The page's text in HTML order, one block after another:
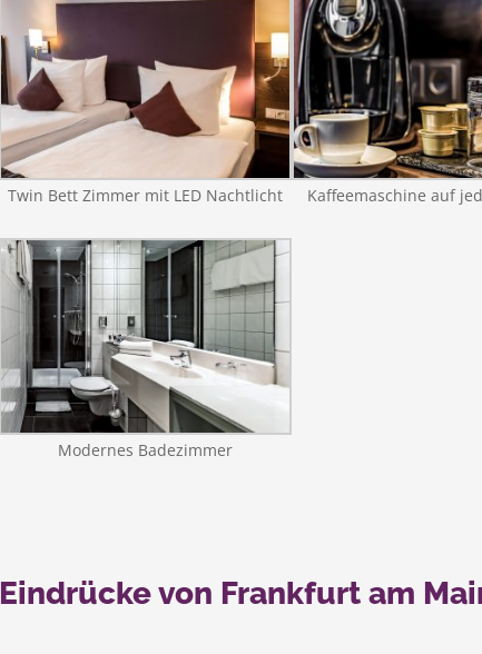
Twin Bett Zimmer mit LED Nachtlicht Kaffeemaschine auf
Modernes Badezimmer
Eindrücke von Frankfurt am